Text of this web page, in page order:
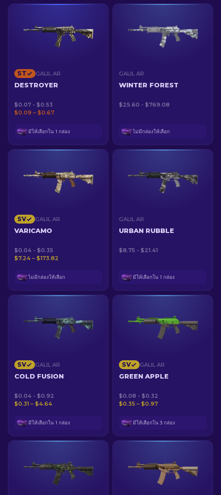
ST GALIL AR
DESTROYER
$0.07 - $0.53
$0.09 – $0.67
มีให้เลือกใน 1 กล่อง
GALIL AR
WINTER FOREST
$25.60 - $769.08
ไม่มีกล่องให้เลือก
SV GALIL AR
VARICAMO
$0.04 - $0.35
$7.24 – $173.82
ไม่มีกล่องให้เลือก
GALIL AR
URBAN RUBBLE
$8.75 - $21.41
มีให้เลือกใน 1 กล่อง
SV GALIL AR
COLD FUSION
$0.04 - $0.92
$0.31 – $4.64
มีให้เลือกใน 1 กล่อง
SV GALIL AR
GREEN APPLE
$0.08 - $0.32
$0.35 – $0.97
มีให้เลือกใน 3 กล่อง